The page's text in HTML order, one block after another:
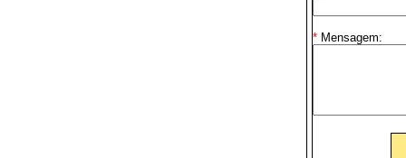
*Mensagem: